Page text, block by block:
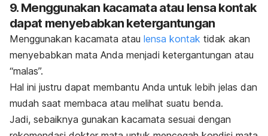
9. Menggunakan kacamata atau lensa kontak
dapat menyebabkan ketergantungan
Menggunakan kacamata atau lensa kontak tidak akan
menyebabkan mata Anda menjadi ketergantungan atau
“malas”.
Hal ini justru dapat membantu Anda untuk lebih jelas dan
mudah saat membaca atau melihat suatu benda.
Jadi, sebaiknya gunakan kacamata sesuai dengan